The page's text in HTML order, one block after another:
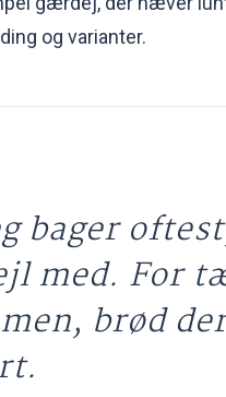
og varianter.
bager
med. For
brød